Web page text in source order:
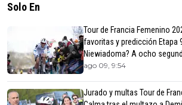
Solo En
Tour de Francia Femenino
favoritas y predicción Etapa
Niewiadoma? A ocho
ago 09, 9:54
Jurado y multas Tour de